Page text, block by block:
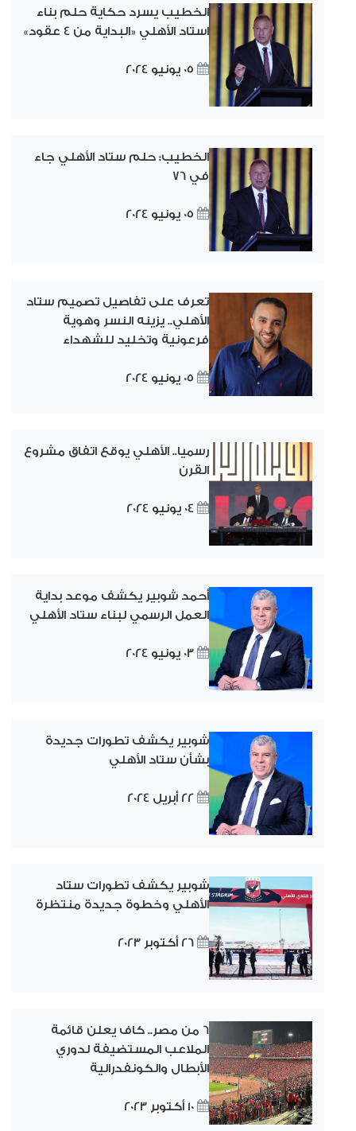
الخطيب يسرد حكاية حلم بناء
استاد الأهلي «البداية من 4 عقود»
05 يونيو 2024
الخطيب: حلم ستاد الأهلي جاء
في 76
05 يونيو 2024
تعرف على تفاصيل تصميم ستاد
الأهلي.. يزينه النسر وهوية
فرعونية وتخليد للشهداء
05 يونيو 2024
رسميا.. الأهلي يوقع اتفاق مشروع
القرن
04 يونيو 2024
أحمد شوبير يكشف موعد بداية
العمل الرسمي لبناء ستاد الأهلي
03 يونيو 2024
شوبير يكشف تطورات جديدة
بشأن ستاد الأهلي
22 أبريل 2024
شوبير يكشف تطورات ستاد
الأهلي وخطوة جديدة منتظرة
26 أكتوبر 2023
6 من مصر.. كاف يعلن قائمة
الملاعب المستضيفة لدوري
الأبطال والكونفدرالية
10 أكتوبر 2023